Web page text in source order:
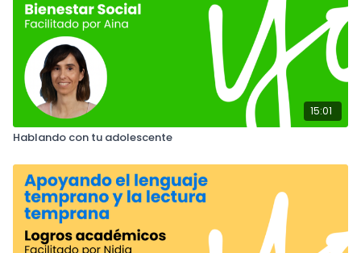
15:01
Hablando con tu adolescente